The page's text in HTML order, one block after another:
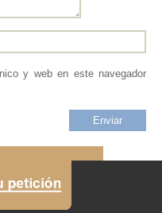
y web en este navegador